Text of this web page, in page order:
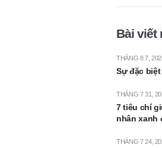
Bài viết
Sự đặc biệt
THÁNG 8 7,
7 tiêu chí
nhân xanh
THÁNG 7 31,
THÁNG 7 24,